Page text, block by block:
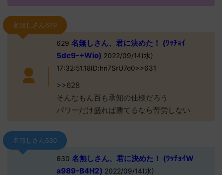
名無しさん629
629 名無しさん、君に決めた！ (ﾜｯﾁｮｲ
5dc9-+Wio) 2022/09/14(水)
17:32:51.18ID:hn7SrU7o0>>631
>>628
そんなもん百も承知の仕様だろう
パワーだけ盛れば勝てるなら苦労しない
名無しさん630
630 名無しさん、君に決めた！ (ﾜｯﾁｮｲW
a989-B4H2) 2022/09/14(水)